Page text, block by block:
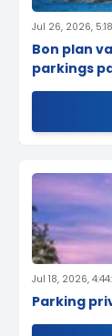
Jul 26, 2026,
Bon plan
parkings
Jul 18, 2026,
Parking